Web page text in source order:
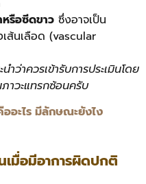
รือซีดขาว ซึ่งอาจเป็น
นเลือด (vascular
ว่าควรเข้ารับการประเมินโดย
วะแทรกซ้อนครับ
อะไร มีลักษณะยังไง
มื่อมีอาการผิดปกติ